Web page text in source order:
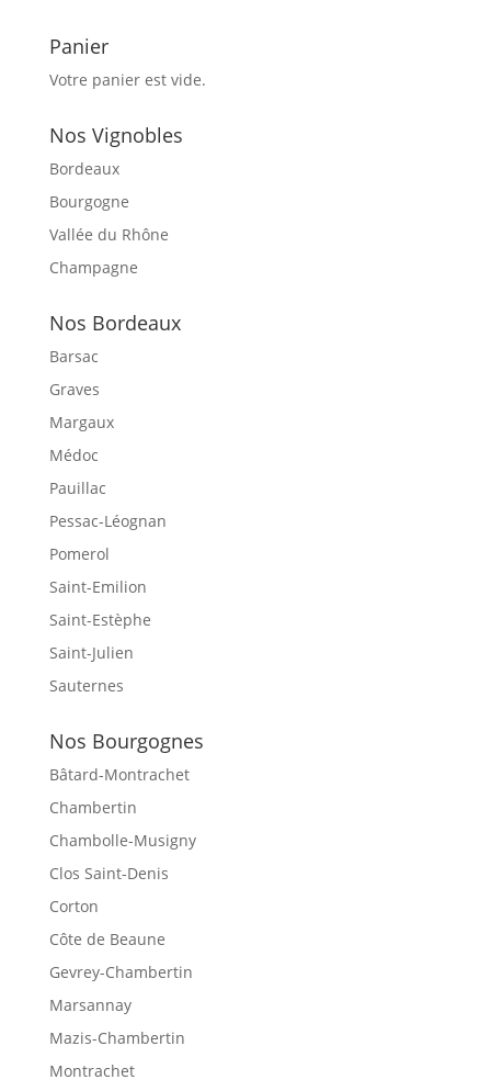
Panier
Votre panier est vide.
Nos Vignobles
Bordeaux
Bourgogne
Vallée du Rhône
Champagne
Nos Bordeaux
Barsac
Graves
Margaux
Médoc
Pauillac
Pessac-Léognan
Pomerol
Saint-Emilion
Saint-Estèphe
Saint-Julien
Sauternes
Nos Bourgognes
Bâtard-Montrachet
Chambertin
Chambolle-Musigny
Clos Saint-Denis
Corton
Côte de Beaune
Gevrey-Chambertin
Marsannay
Mazis-Chambertin
Montrachet